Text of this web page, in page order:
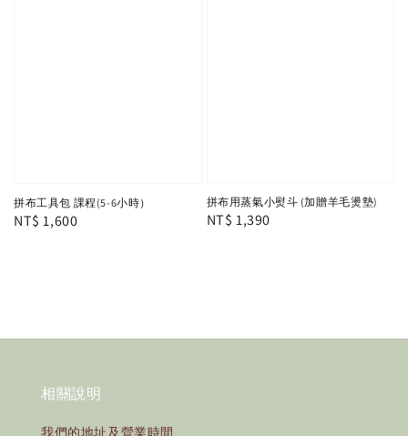
拼布工具包 課程(5-6小時）
Regular
NT$ 1,600
拼布用蒸氣小熨斗 (加贈羊毛燙墊)
Regular
NT$ 1,390
相關說明
我們的地址及營業時間